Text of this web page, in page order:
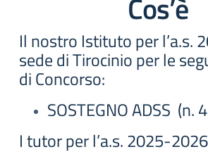
Cos’è
Il nostro Istituto per l’a.s.
sede di Tirocinio per le
di Concorso:
SOSTEGNOADSS (n.
I tutor per l’a.s. 2025-